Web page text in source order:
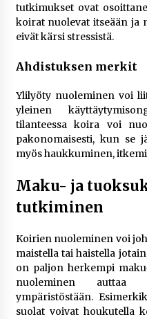
tutkimukset ovat
koirat nuolevat itseään ja
eivät kärsi stressistä.
Ahdistuksen merkit
Ylilyöty nuoleminen voi
yleinen
tilanteessa koira voi
pakonomaisesti, kun se
myös haukkuminen,
Maku- ja
tutkiminen
Koirien nuoleminen voi
maistella tai haistella
on paljon herkempi
nuoleminen auttaa
ympäristöstään.
suolat voivat houkutella